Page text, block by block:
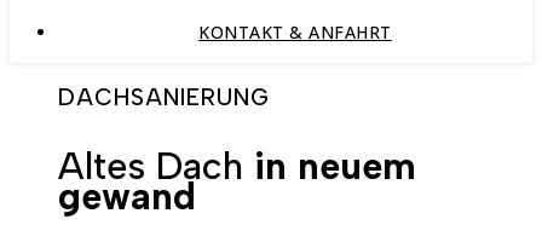
KONTAKT & ANFAHRT
DACHSANIERUNG
Altes Dach in neuem
gewand